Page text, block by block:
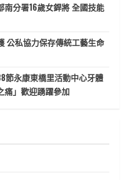
分署16歲女銲將 全國技能
公私協力保存傳統工藝生命
節永康東橋里活動中心牙體
痛」歡迎踴躍參加